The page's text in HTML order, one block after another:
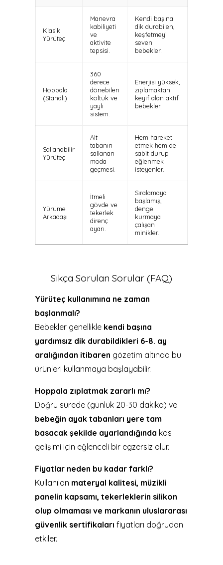
Klasik
Yürüteç
Manevra
kabiliyeti
ve
aktivite
tepsisi.
Kendi başına
dik durabilen,
keşfetmeyi
seven
bebekler.
Hoppala
(Standlı)
360
derece
dönebilen
koltuk ve
yaylı
sistem.
Enerjisi yüksek,
zıplamaktan
keyif alan aktif
bebekler.
Sallanabilir
Yürüteç
Alt
tabanın
sallanan
moda
geçmesi.
Hem hareket
etmek hem de
sabit durup
eğlenmek
isteyenler.
Yürüme
Arkadaşı
İtmeli
gövde ve
tekerlek
direnç
ayarı.
Sıralamaya
başlamış,
denge
kurmaya
çalışan
minikler.
Sıkça Sorulan Sorular (FAQ)
Yürüteç kullanımına ne zaman
başlanmalı?
Bebekler genellikle kendi başına
yardımsız dik durabildikleri 6-8. ay
aralığından itibaren gözetim altında bu
ürünleri kullanmaya başlayabilir.
Hoppala zıplatmak zararlı mı?
Doğru sürede (günlük 20-30 dakika) ve
bebeğin ayak tabanları yere tam
basacak şekilde ayarlandığında kas
gelişimi için eğlenceli bir egzersiz olur.
Fiyatlar neden bu kadar farklı?
Kullanılan materyal kalitesi, müzikli
panelin kapsamı, tekerleklerin silikon
olup olmaması ve markanın uluslararası
güvenlik sertifikaları fiyatları doğrudan
etkiler.